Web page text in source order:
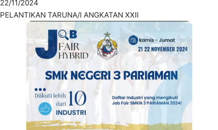
22/11/2024
PELANTIKAN TARUNA/I ANGKATAN XXII